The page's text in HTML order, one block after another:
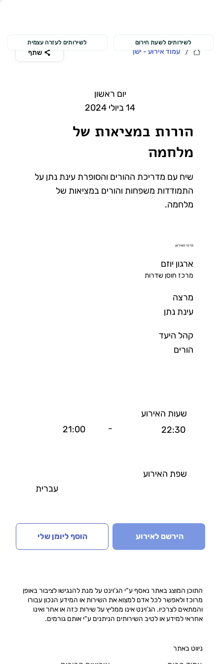
14 ביולי 2024
יום ראשון
הורות במציאות של
מלחמה
שיח עם מדריכת ההורים והסופרת עינת נתן על
התמודדות משפחות והורים במציאות של
מלחמה.
פרטי האירוע
ארגון יוזם
מרכז חוסן שדרות
מרצה
עינת נתן
קהל היעד
הורים
הוסף ליומן שלי הירשם לאירוע
שעות האירוע
21:00
- 22:30
שפת האירוע
עברית
שתף / עמוד אירוע - ישן
התוכן המוצג באתר נאסף ע“י הג‘וינט על מנת להנגישו לציבור באופן
מרוכז ולאפשר לכל אדם למצוא את השירות או המידע הנכון עבורו
והמתאים לצרכיו. הג’וינט אינו ממליץ על שירות כזה או אחר ואינו
אחראי למידע או לטיב השירותים הניתנים ע“י אותם גורמים.
ניווט באתר
לשירותים לשעת חירום לשירותים לעזרה עצמית